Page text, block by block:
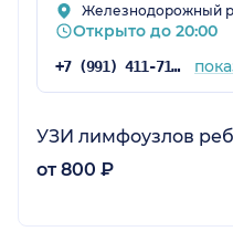
Железнодорожный
Открыто до 20:00
+7 (991) 411-71-72
УЗИ лимфоузлов
от 800 ₽